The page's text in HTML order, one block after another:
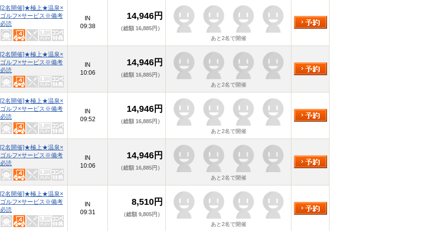
[2名開催]★極上★温泉×
ゴルフ×サービス※備考
必読
IN
09:38
14,946円
（総額 16,885円）
あと2名で開催
[2名開催]★極上★温泉×
ゴルフ×サービス※備考
必読
IN
10:06
14,946円
（総額 16,885円）
あと2名で開催
[2名開催]★極上★温泉×
ゴルフ×サービス※備考
必読
IN
09:52
14,946円
（総額 16,885円）
あと2名で開催
[2名開催]★極上★温泉×
ゴルフ×サービス※備考
必読
IN
10:06
14,946円
（総額 16,885円）
あと2名で開催
[2名開催]★極上★温泉×
ゴルフ×サービス※備考
必読
IN
09:31
8,510円
（総額 9,805円）
あと2名で開催